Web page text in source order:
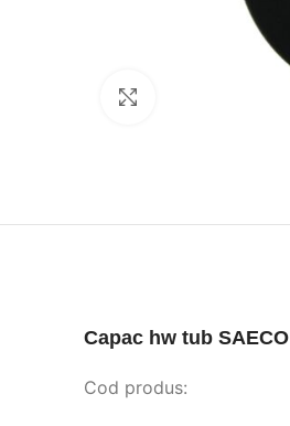
Capac hw tub SAECO
Cod produs: